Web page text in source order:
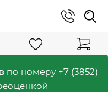
по номеру +7 (3852)